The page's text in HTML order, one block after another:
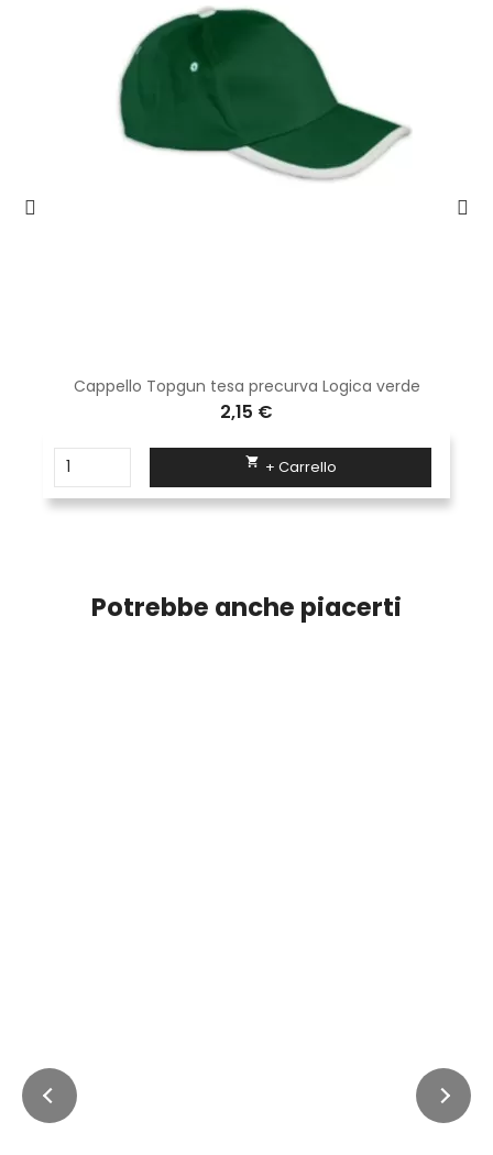
Cappello Topgun tesa precurva Logica verde
2,15 €
 + Carrello
Potrebbe anche piacerti